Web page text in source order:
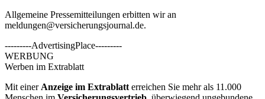
Allgemeine Pressemitteilungen erbitten wir an
meldungen@versicherungsjournal.de.
---------AdvertisingPlace---------
WERBUNG
Werben im Extrablatt
Mit einer Anzeige im Extrablatt erreichen Sie mehr als 11.000